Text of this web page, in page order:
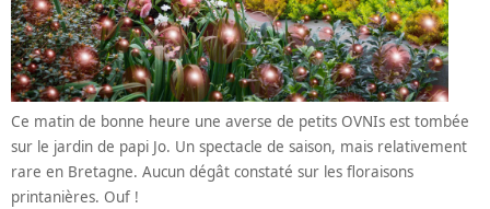
Ce matin de bonne heure une averse de petits OVNIs est tombée
sur le jardin de papi Jo. Un spectacle de saison, mais relativement
rare en Bretagne. Aucun dégât constaté sur les floraisons
printanières. Ouf !